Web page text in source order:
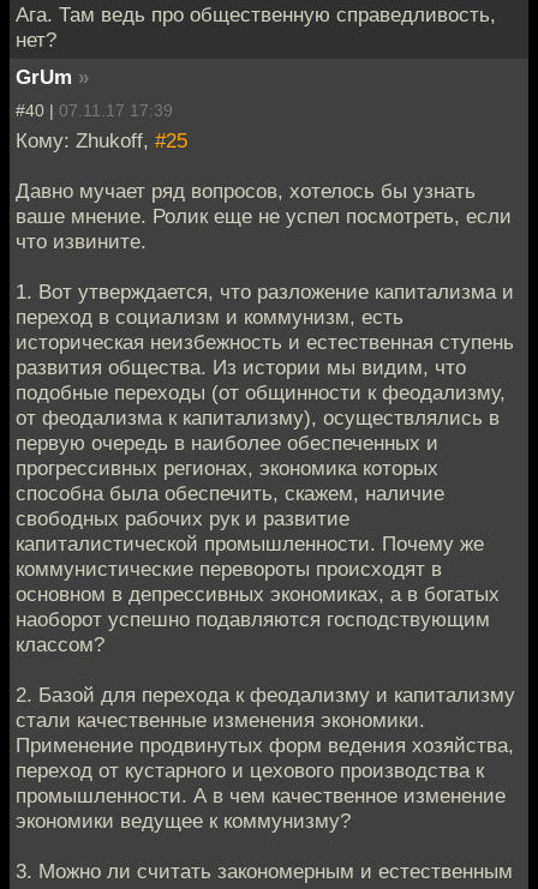
Ага. Там ведь про общественную справедливость,
нет?
GrUm »
#40 | 07.11.17 17:39
Кому: Zhukoff, #25
Давно мучает ряд вопросов, хотелось бы узнать
ваше мнение. Ролик еще не успел посмотреть, если
что извините.
1. Вот утверждается, что разложение капитализма и
переход в социализм и коммунизм, есть
историческая неизбежность и естественная ступень
развития общества. Из истории мы видим, что
подобные переходы (от общинности к феодализму,
от феодализма к капитализму), осуществлялись в
первую очередь в наиболее обеспеченных и
прогрессивных регионах, экономика которых
способна была обеспечить, скажем, наличие
свободных рабочих рук и развитие
капиталистической промышленности. Почему же
коммунистические перевороты происходят в
основном в депрессивных экономиках, а в богатых
наоборот успешно подавляются господствующим
классом?
2. Базой для перехода к феодализму и капитализму
стали качественные изменения экономики.
Применение продвинутых форм ведения хозяйства,
переход от кустарного и цехового производства к
промышленности. А в чем качественное изменение
экономики ведущее к коммунизму?
3. Можно ли считать закономерным и естественным